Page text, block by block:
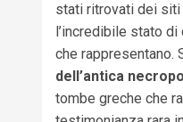
stati ritrovati dei
l’incredibile stato
che rappresentano.
dell’antica
tombe greche che